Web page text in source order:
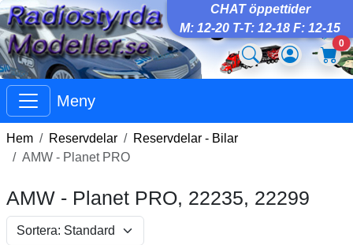
CHAT öppettider
M: 12-20 T-T: 12-18 F: 12-15
0
Meny
Hem Reservdelar
Reservdelar - Bilar
AMW - Planet PRO
AMW - Planet PRO, 22235, 22299